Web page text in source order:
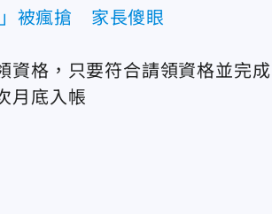
」被瘋搶 家長傻眼
資格，只要符合請領資格並完成
月底入帳